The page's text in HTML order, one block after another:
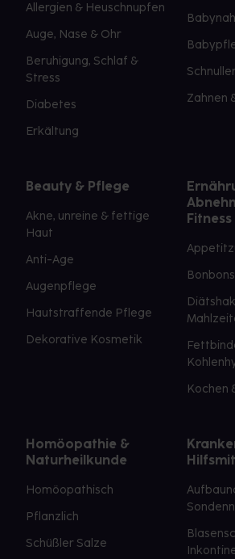
Allergien & Heuschnupfen
Auge, Nase & Ohr
Beruhigung, Schlaf &
Stress
Diabetes
Erkältung
Zahnen
Beauty & Pflege
Akne, unreine & fettige
Haut
Anti-Age
Augenpflege
Hautstraffende Pflege
Dekorative Kosmetik
Fitness
Kochen
Homöopathie &
Naturheilkunde
Homöopathisch
Pflanzlich
Schüßler Salze